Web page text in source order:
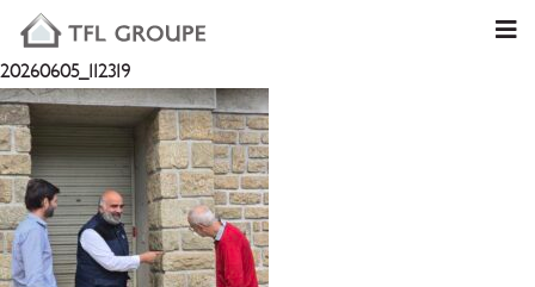
20260605_112319